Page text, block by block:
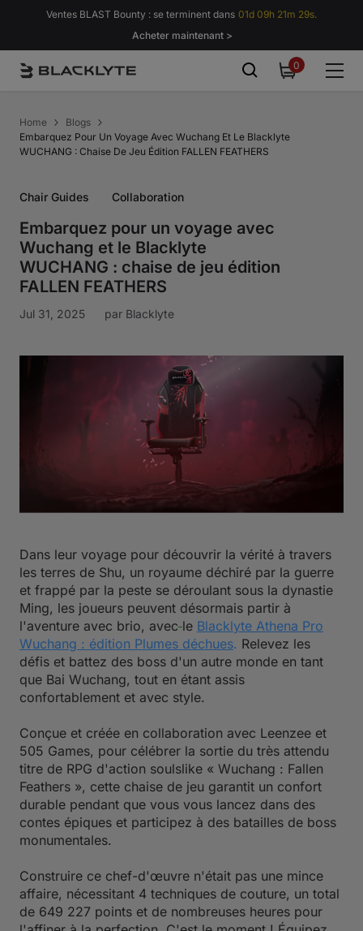
Passer au contenu
Ventes BLAST Bounty : se terminent dans 01d 09h 21m 29s.
Acheter maintenant >
00
Home
Blogs
Embarquez Pour Un Voyage Avec Wuchang Et Le Blacklyte
WUCHANG : Chaise De Jeu Édition FALLEN FEATHERS
Chair Guides Collaboration
Embarquez pour un voyage avec
Wuchang et le Blacklyte
WUCHANG : chaise de jeu édition
FALLEN FEATHERS
Jul 31, 2025 par Blacklyte
Dans leur voyage pour découvrir la vérité à travers
les terres de Shu, un royaume déchiré par la guerre
et frappé par la peste se déroulant sous la dynastie
Ming, les joueurs peuvent désormais partir à
l'aventure avec brio, avec le Blacklyte Athena Pro
Wuchang : édition Plumes déchues. Relevez les
défis et battez des boss d'un autre monde en tant
que Bai Wuchang, tout en étant assis
confortablement et avec style.
Conçue et créée en collaboration avec Leenzee et
505 Games, pour célébrer la sortie du très attendu
titre de RPG d'action soulslike « Wuchang : Fallen
Feathers », cette chaise de jeu garantit un confort
durable pendant que vous vous lancez dans des
contes épiques et participez à des batailles de boss
monumentales.
Construire ce chef-d'œuvre n'était pas une mince
affaire, nécessitant 4 techniques de couture, un total
de 649 227 points et de nombreuses heures pour